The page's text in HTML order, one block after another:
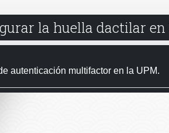
la huella dactilar
autenticación multifactor en la UPM.